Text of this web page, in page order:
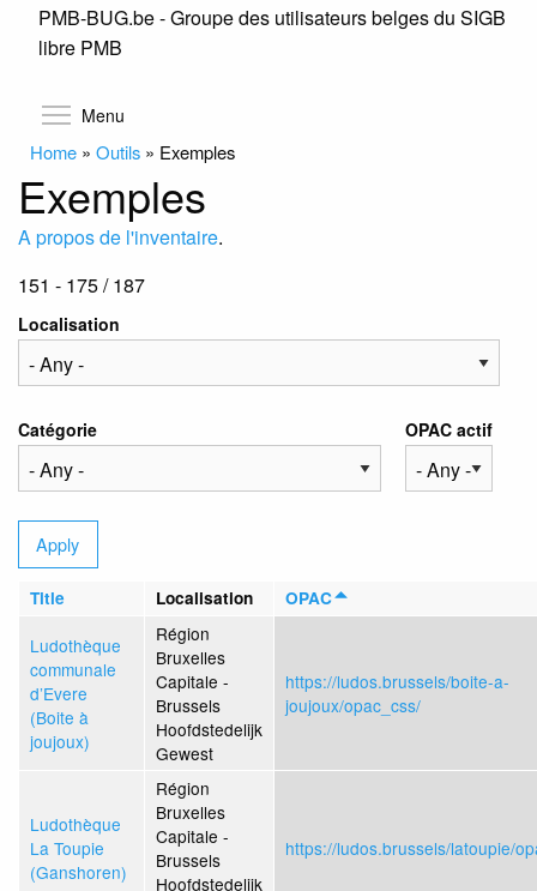
Skip
PMB-BUG.be - Groupe des utilisateurs belges du SIGB
libre PMB
Menu
Home » Outils » Exemples
Exemples
A propos de l'inventaire.
151 - 175 / 187
Localisation
Catégorie OPAC actif
Title Localisation OPAC
Ludothèque
communale
d’Evere
(Boite à
joujoux)
Région
Bruxelles
Capitale -
Brussels
Hoofdstedelijk
Gewest
https://ludos.brussels/boite-a-
joujoux/opac_css/
Ludothèque
La Toupie
(Ganshoren)
Région
Bruxelles
Capitale -
Brussels
Hoofdstedelijk
https://ludos.brussels/latoupie/